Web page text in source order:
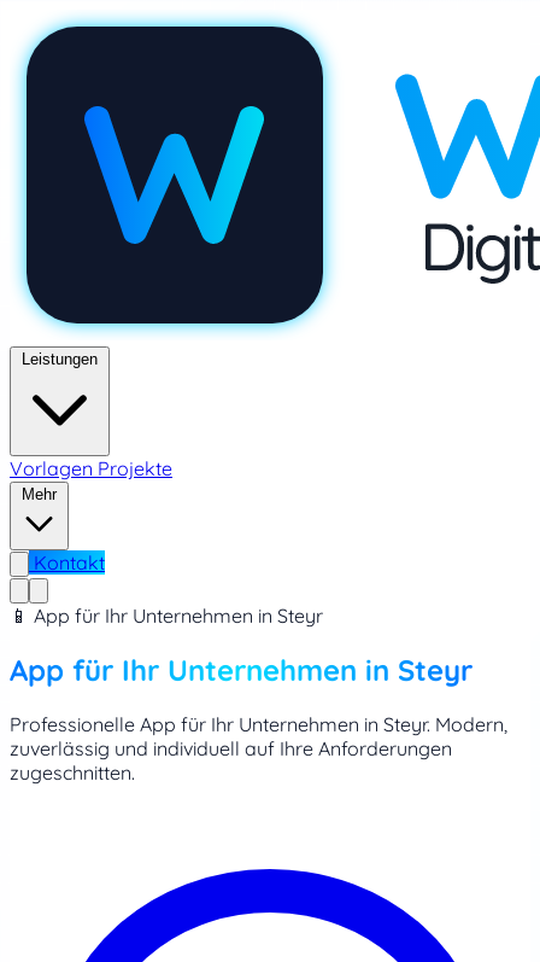
Vorlagen Projekte
Mehr
Kontakt
📱 App für Ihr Unternehmen in Steyr
App für Ihr Unternehmen in Steyr
Professionelle App für Ihr Unternehmen in Steyr. Modern,
zuverlässig und individuell auf Ihre Anforderungen
zugeschnitten.